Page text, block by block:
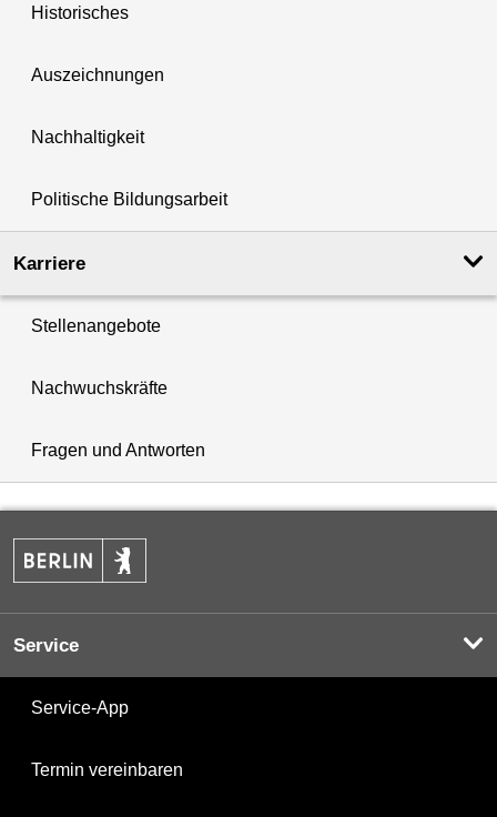
Historisches
Auszeichnungen
Nachhaltigkeit
Politische Bildungsarbeit
Karriere
Stellenangebote
Nachwuchskräfte
Fragen und Antworten
Service
Service-App
Termin vereinbaren